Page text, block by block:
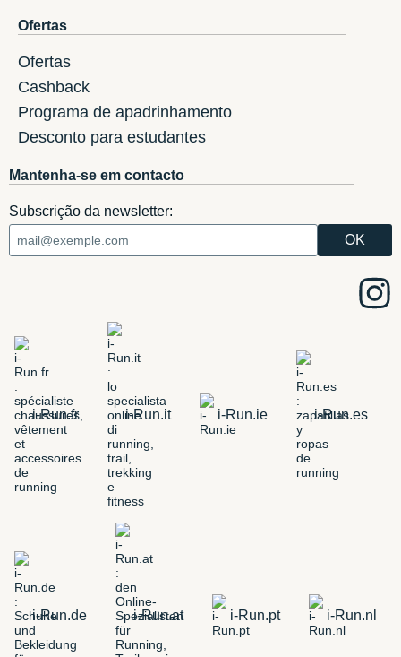
Ofertas
Ofertas
Cashback
Programa de apadrinhamento
Desconto para estudantes
Mantenha-se em contacto
Subscrição da newsletter:
i-Run.fr i-Run.it i-Run.ie i-Run.es
i-Run.de i-Run.at i-Run.pt i-Run.nl